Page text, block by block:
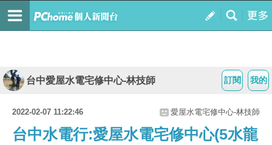
我的
訂閱
台中愛屋水電宅修中心-林技師
2022-02-07 11:22:46 愛屋水電宅修中心-林技師
台中水電行:愛屋水電宅修中心(5水龍